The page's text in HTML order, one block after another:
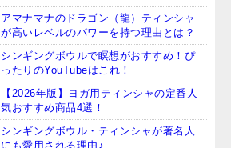
アマナマナのドラゴン（龍）ティンシャ
が高いレベルのパワーを持つ理由とは？
シンギングボウルで瞑想がおすすめ！ぴ
ったりのYouTubeはこれ！
【2026年版】ヨガ用ティンシャの定番人
気おすすめ商品4選！
シンギングボウル・ティンシャが著名人
にも愛用される理由♪